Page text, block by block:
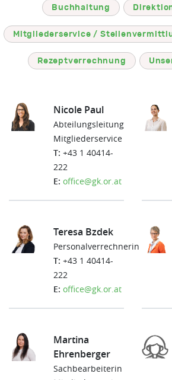
Buchhaltung
Mitgliederservice /
Rezeptverrechnung
Nicole Paul
Abteilungsleitung
Mitgliederservice
T: +43 1 40414-
222
E: office@gk.or.at
Teresa Bzdek
Personalverrechnerin
T: +43 1 40414-
222
E: office@gk.or.at
Martina
Ehrenberger
Sachbearbeiterin